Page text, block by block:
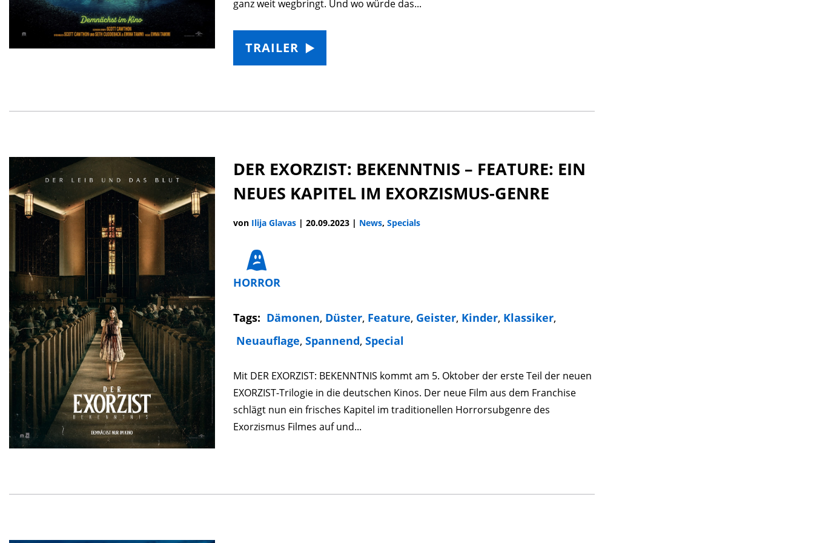
ganz weit wegbringt. Und wo würde das...
TRAILER
DER EXORZIST: BEKENNTNIS – FEATURE: EIN
NEUES KAPITEL IM EXORZISMUS-GENRE
von Ilija Glavas | 20.09.2023 | News, Specials
HORROR
Tags: Dämonen, Düster, Feature, Geister, Kinder, Klassiker,
Neuauflage, Spannend, Special
Mit DER EXORZIST: BEKENNTNIS kommt am 5. Oktober der erste Teil der neuen
EXORZIST-Trilogie in die deutschen Kinos. Der neue Film aus dem Franchise
schlägt nun ein frisches Kapitel im traditionellen Horrorsubgenre des
Exorzismus Filmes auf und...